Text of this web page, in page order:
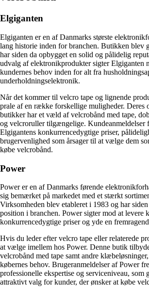
Elgiganten
Elgiganten er en af Danmarks største
lang historie inden for branchen. Butikken blev
har siden da opbygget en solid og pålidelig
udvalg af elektronikprodukter sigter Elgiganten
kundernes behov inden for alt fra
underholdningselektronik.
Når det kommer til velcro tape og lignende
prale af en række forskellige muligheder. Deres
butikker har et væld af velcrobånd med tape,
og velcroruller tilgængelige. Kundeanmeldelser
Elgigantens konkurrencedygtige priser,
brugervenlighed som årsager til at vælge dem
købe velcrobånd.
Power
Power er en af Danmarks førende
sig bemærket på markedet med et stærkt
Virksomheden blev etableret i 1983 og har
position i branchen. Power sigter mod at levere
konkurrencedygtige priser og yde en
Hvis du leder efter velcro tape eller relaterede
at vælge imellem hos Power. Denne butik
velcrobånd med tape samt andre
købernes behov. Brugeranmeldelser af Power
professionelle ekspertise og serviceniveau, som
attraktivt valg for kunder, der ønsker at købe